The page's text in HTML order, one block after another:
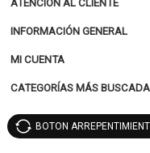
ATENCIÓN AL CLIENTE
INFORMACIÓN GENERAL
MI CUENTA
CATEGORÍAS MÁS
BOTON